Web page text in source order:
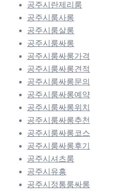
공주시란제리룸
공주시룸사롱
공주시룸살롱
공주시룸싸롱
공주시룸싸롱가격
공주시룸싸롱견적
공주시룸싸롱문의
공주시룸싸롱예약
공주시룸싸롱위치
공주시룸싸롱추천
공주시룸싸롱코스
공주시룸싸롱후기
공주시셔츠룸
공주시유흥
공주시정통룸싸롱